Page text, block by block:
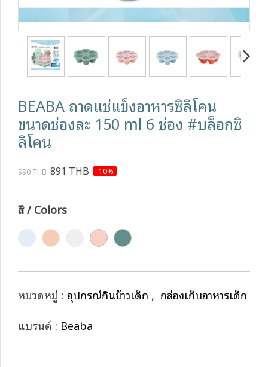
BEABA ถาดแช่แข็งอาหารซิลิโคน
ขนาดช่องละ 150 ml 6 ช่อง #บล็อกซิ
ลิโคน
990 THB 891 THB -10%
สี / Colors
หมวดหมู่ : อุปกรณ์กินข้าวเด็ก , กล่องเก็บอาหารเด็ก
แบรนด์ : Beaba